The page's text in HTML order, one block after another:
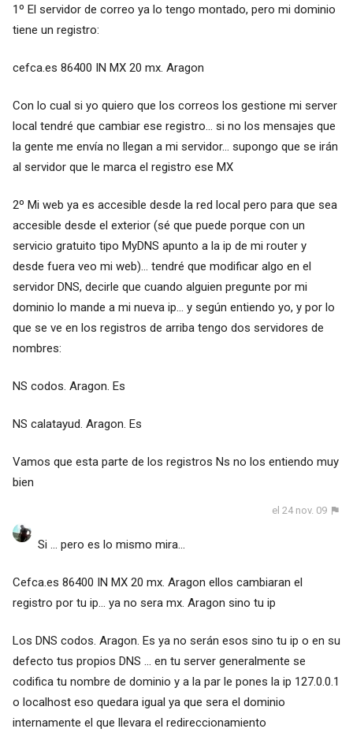
1º El servidor de correo ya lo tengo montado, pero mi dominio
tiene un registro:
cefca.es 86400 IN MX 20 mx. Aragon
Con lo cual si yo quiero que los correos los gestione mi server
local tendré que cambiar ese registro... si no los mensajes que
la gente me envía no llegan a mi servidor... supongo que se irán
al servidor que le marca el registro ese MX
2º Mi web ya es accesible desde la red local pero para que sea
accesible desde el exterior (sé que puede porque con un
servicio gratuito tipo MyDNS apunto a la ip de mi router y
desde fuera veo mi web)... tendré que modificar algo en el
servidor DNS, decirle que cuando alguien pregunte por mi
dominio lo mande a mi nueva ip... y según entiendo yo, y por lo
que se ve en los registros de arriba tengo dos servidores de
nombres:
NS codos. Aragon. Es
NS calatayud. Aragon. Es
Vamos que esta parte de los registros Ns no los entiendo muy
bien
el 24 nov. 09
Si ... pero es lo mismo mira...
Cefca.es 86400 IN MX 20 mx. Aragon ellos cambiaran el
registro por tu ip... ya no sera mx. Aragon sino tu ip
Los DNS codos. Aragon. Es ya no serán esos sino tu ip o en su
defecto tus propios DNS ... en tu server generalmente se
codifica tu nombre de dominio y a la par le pones la ip 127.0.0.1
o localhost eso quedara igual ya que sera el dominio
internamente el que llevara el redireccionamiento